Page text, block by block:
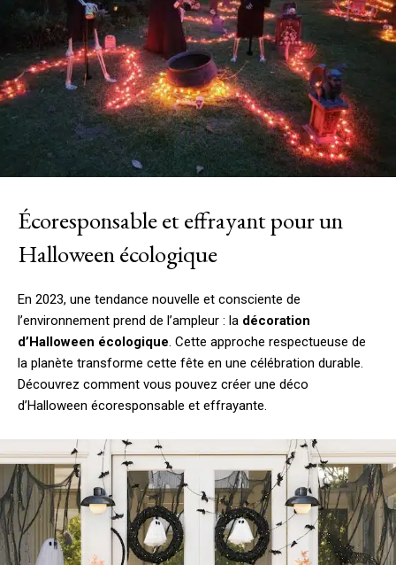
Écoresponsable et effrayant pour un
Halloween écologique
En 2023, une tendance nouvelle et consciente de
l’environnement prend de l’ampleur : la décoration
d’Halloween écologique. Cette approche respectueuse de
la planète transforme cette fête en une célébration durable.
Découvrez comment vous pouvez créer une déco
d’Halloween écoresponsable et effrayante.